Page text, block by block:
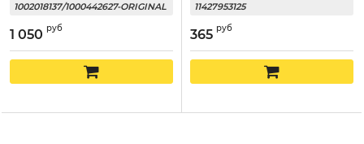
1002018137/1000442627-ORIGINAL
1 050 руб
11427953125
365 руб